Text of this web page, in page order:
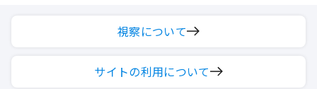
視察について
サイトの利用について